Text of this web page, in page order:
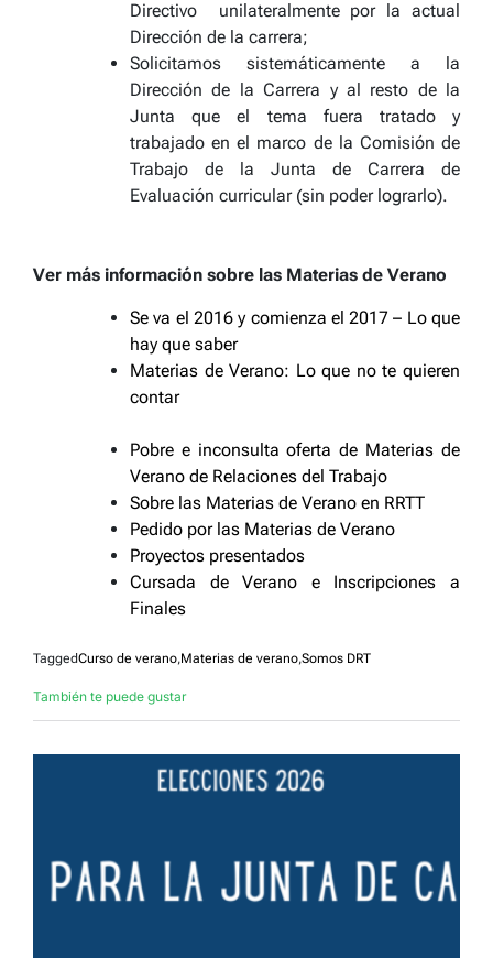
Directivo unilateralmente por la actual
Dirección de la carrera;
Solicitamos sistemáticamente a la
Dirección de la Carrera y al resto de la
Junta que el tema fuera tratado y
trabajado en el marco de la Comisión de
Trabajo de la Junta de Carrera de
Evaluación curricular (sin poder lograrlo).
Ver más información sobre las Materias de Verano
Se va el 2016 y comienza el 2017 – Lo que
hay que saber
Materias de Verano: Lo que no te quieren
contar
Pobre e inconsulta oferta de Materias de
Verano de Relaciones del Trabajo
Sobre las Materias de Verano en RRTT
Pedido por las Materias de Verano
Proyectos presentados
Cursada de Verano e Inscripciones a
Finales
TaggedCurso de verano,Materias de verano,Somos DRT
También te puede gustar